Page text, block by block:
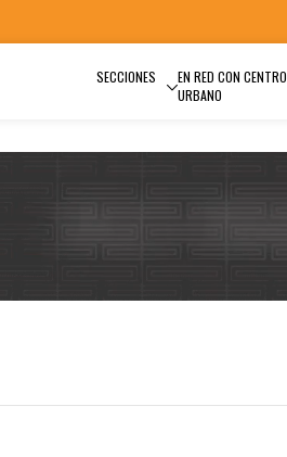
SECCIONES
EN RED CON CENTRO
URBANO